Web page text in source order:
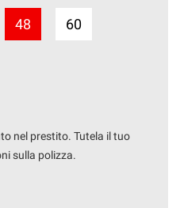
48 60
nel prestito. Tutela il tuo
sulla polizza.